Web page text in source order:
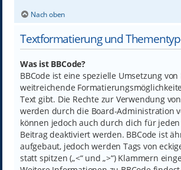
Nach oben
Textformatierung und
Was ist BBCode?
BBCode ist eine spezielle Umsetzung
weitreichende
Text gibt. Die Rechte zur Verwendung
werden durch die Board-Administration
können jedoch auch durch dich für
Beitrag deaktiviert werden. BBCode ist
aufgebaut, jedoch werden Tags von
statt spitzen („<“ und „>“) Klammern